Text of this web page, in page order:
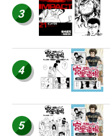
3
4
5